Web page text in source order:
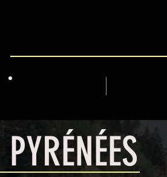
PYRÉNÉES